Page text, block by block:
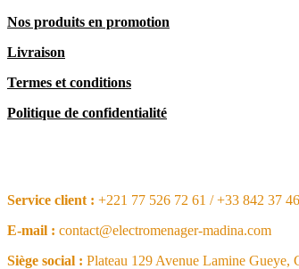
Nos produits en promotion
Livraison
Termes et conditions
Politique de confidentialité
Service client : +221 77 526 72 61 / +33 842 37
E-mail : contact@electromenager-madina.com
Siège social : Plateau 129 Avenue Lamine Gueye,